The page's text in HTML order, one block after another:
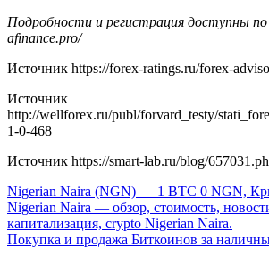
Подробности и регистрация доступны по
afinance.pro/
Источник https://forex-ratings.ru/forex-
Источник
http://wellforex.ru/publ/forvard_testy/
1-0-468
Источник https://smart-lab.ru/blog/
Навигация
по
записям
Nigerian Naira (NGN) — 1 BTC 0 NGN,
Nigerian Naira — обзор, стоимость,
капитализация, crypto Nigerian Naira.
Покупка и продажа Биткоинов за